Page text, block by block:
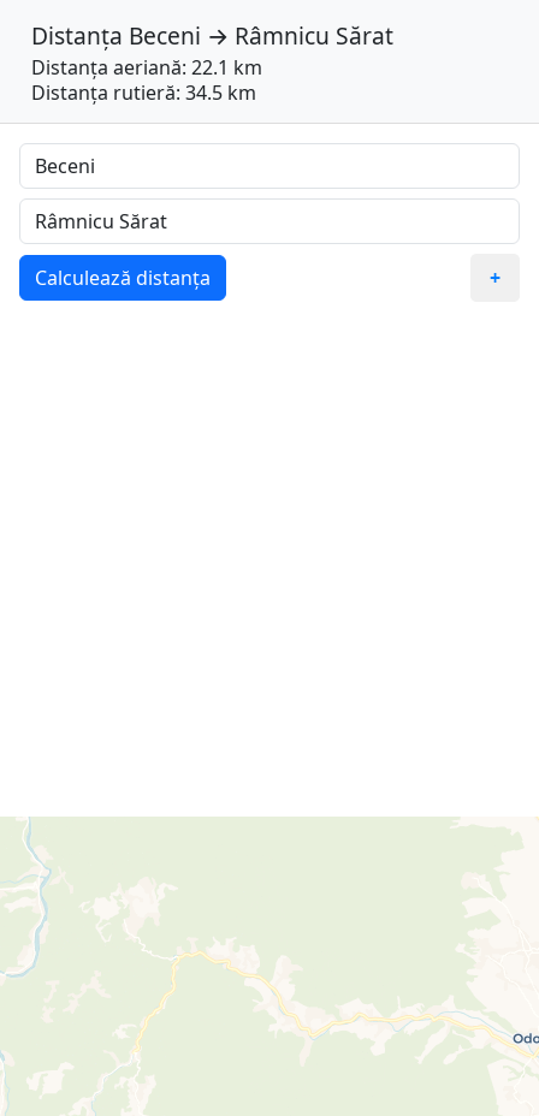
Distanța Beceni → Râmnicu Sărat
Distanța aeriană: 22.1 km
Distanța rutieră: 34.5 km
Calculează distanța +